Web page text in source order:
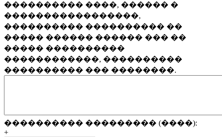
���������� ����, ������ �
�����������������,
���������� ���������� ��
����� ������ ������ ��� ��
����� ����������
������������, ����������
���������� ��� ��������.
���������� ��������� (����):
+